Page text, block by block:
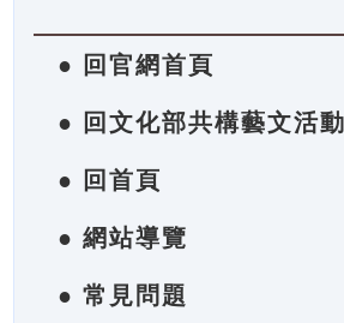
● 回官網首頁
● 回文化部共構藝文活
● 回首頁
● 網站導覽
● 常見問題